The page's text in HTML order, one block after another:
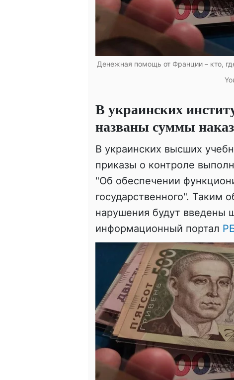
Денежная помощь от Франции – кто,
В украинских
названы суммы
В украинских высших
приказы о контроле
"Об обеспечении
государственного". Таким
нарушения будут введены
информационный портал